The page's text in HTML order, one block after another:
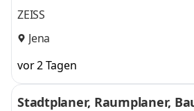
ZEISS
Jena
vor 2 Tagen
Stadtplaner, Raumplaner,